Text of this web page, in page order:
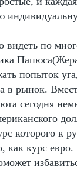
видеть по
попыток
в рынок.
сегодня
которого к
как курс евро.